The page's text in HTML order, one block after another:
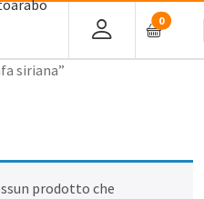
0
siriana”
prodotto che